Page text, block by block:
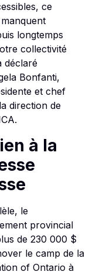
ce
longtemps
collectivité
déclaré
Bonfanti,
et chef
direction de
à la
le
provincial
de 230 000 $
le camp de la
of Ontario à